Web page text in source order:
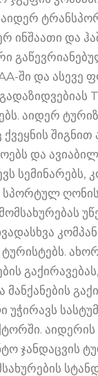
ინშაათი და
ში და ასევე
აიდერ
შიგნით
და
სემინარებს,
სპორტულ
უჭირავს
აიდერის
ჯანდაცვის